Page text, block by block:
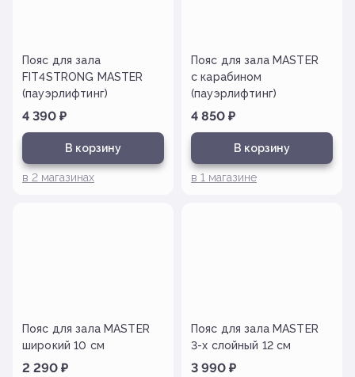
Пояс для зала
FIT4STRONG MASTER
(пауэрлифтинг)
4 390 ₽
В корзину
в 2 магазинах
Пояс для зала MASTER
с карабином
(пауэрлифтинг)
4 850 ₽
В корзину
в 1 магазине
Пояс для зала MASTER
широкий 10 см
2 290 ₽
Пояс для зала MASTER
3-х слойный 12 см
3 990 ₽